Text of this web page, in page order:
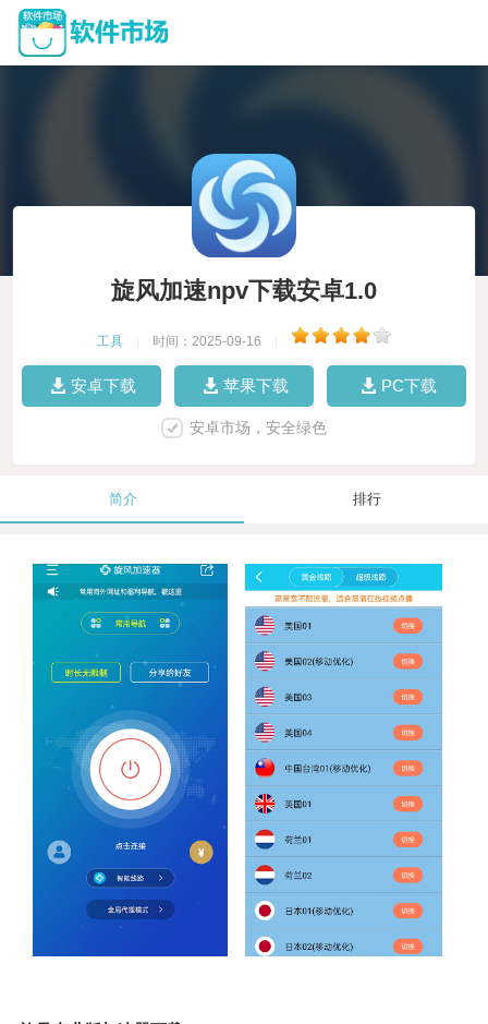
旋风加速npv下载安卓1.0
工具 时间：2025-09-16
安卓下载 苹果下载 PC下载
安卓市场，安全绿色
简介 排行